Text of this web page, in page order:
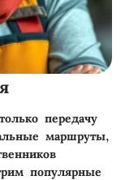
передачу
маршруты,
популярные